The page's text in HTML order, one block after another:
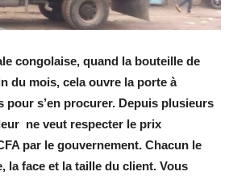
congolaise, quand la bouteille de
du mois, cela ouvre la porte à
pour s’en procurer. Depuis plusieurs
ne veut respecter le prix
par le gouvernement. Chacun le
la face et la taille du client. Vous